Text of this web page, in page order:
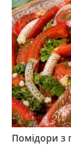
Помідори з